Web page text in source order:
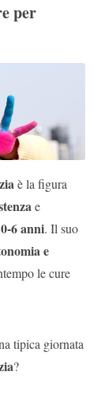
per
è la figura
e
0-6 anni. Il suo
e
le cure
tipica giornata
?